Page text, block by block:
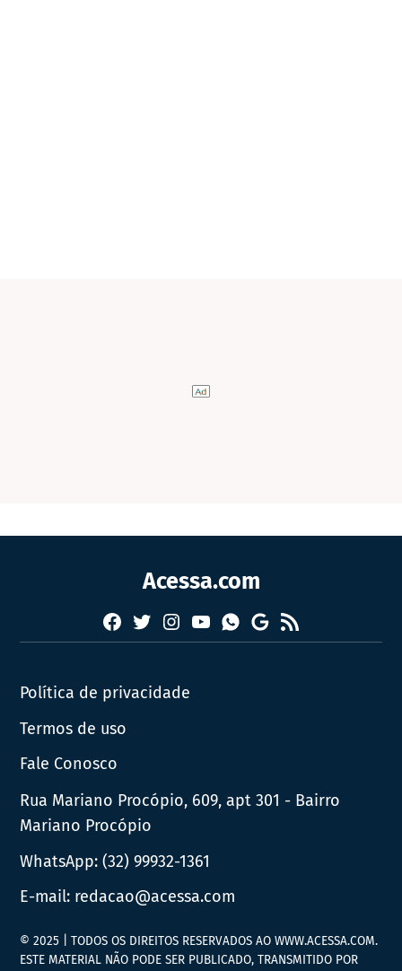
Acessa.com
Facebook
TwitterInstagram
YouTubeWhatsapp
Google
News
RSS
Política de privacidade
Termos de uso
Fale Conosco
Rua Mariano Procópio, 609, apt 301 - Bairro
Mariano Procópio
WhatsApp:(32) 99932-1361
E-mail: redacao@acessa.com
© 2025 | TODOS OS DIREITOS RESERVADOS AO WWW.ACESSA.COM.
ESTE MATERIAL NÃO PODE SER PUBLICADO, TRANSMITIDO POR